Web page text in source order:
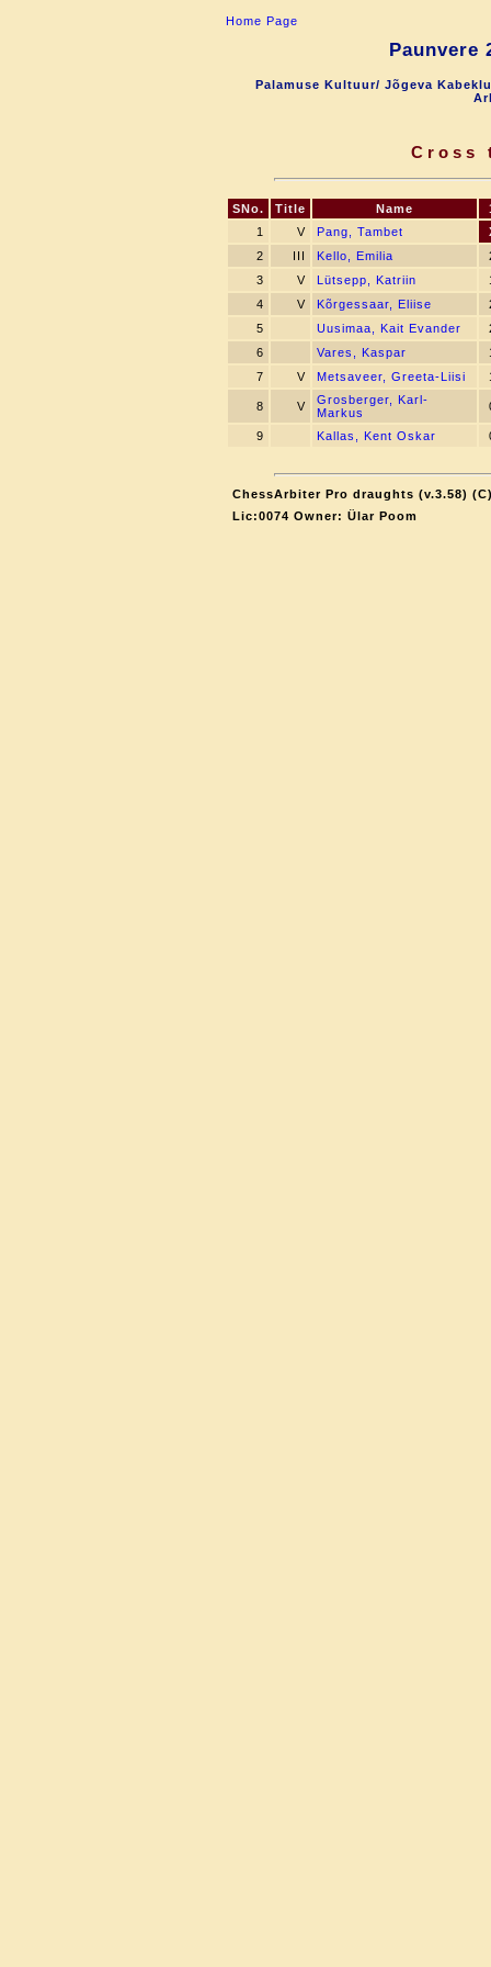
Home Page
Paunvere
Palamuse Kultuur/ Jõgeva
Cross
SNo. Title Name
1
V Pang, Tambet
2
III Kello, Emilia
3
V Lütsepp, Katriin
4
V Kõrgessaar, Eliise
5
Uusimaa, Kait Evander
6
Vares, Kaspar
7
V Metsaveer, Greeta-Liisi
8 V
Grosberger, Karl-
Markus
9 Kallas, Kent Oskar
ChessArbiter Pro draughts (v.3.58)
Lic:0074 Owner: Ülar Poom